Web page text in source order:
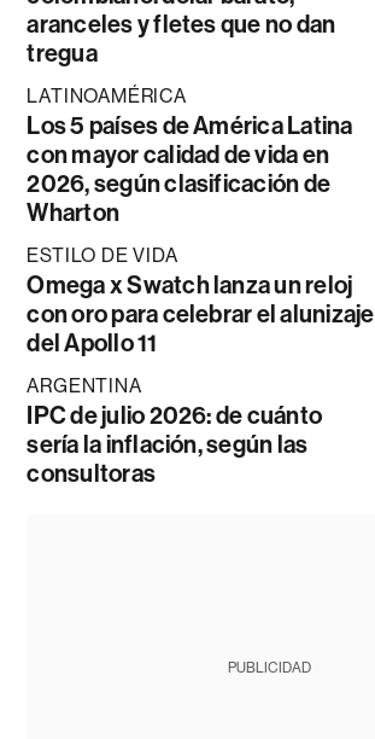
aranceles y fletes que no dan
tregua
LATINOAMÉRICA
Los 5 países de América Latina
con mayor calidad de vida en
2026, según clasificación de
Wharton
ESTILO DE VIDA
Omega x Swatch lanza un reloj
con oro para celebrar el alunizaje
del Apollo 11
ARGENTINA
IPC de julio 2026: de cuánto
sería la inflación, según las
consultoras
PUBLICIDAD